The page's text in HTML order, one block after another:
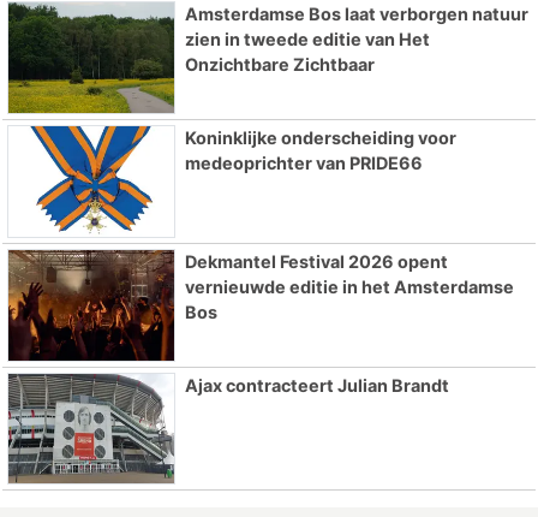
Amsterdamse Bos laat verborgen natuur
zien in tweede editie van Het
Onzichtbare Zichtbaar
Koninklijke onderscheiding voor
medeoprichter van PRIDE66
Dekmantel Festival 2026 opent
vernieuwde editie in het Amsterdamse
Bos
Ajax contracteert Julian Brandt